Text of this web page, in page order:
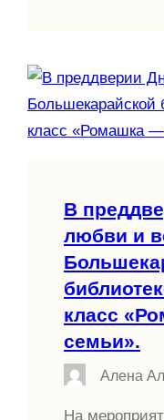
В
любви и
класс
семьи».
Алена
На